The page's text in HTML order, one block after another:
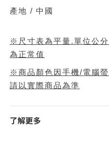
產地 / 中國
※尺寸表為平量.單位公
為正常值
※商品顏色因手機/電腦螢
請以實際商品為準
了解更多